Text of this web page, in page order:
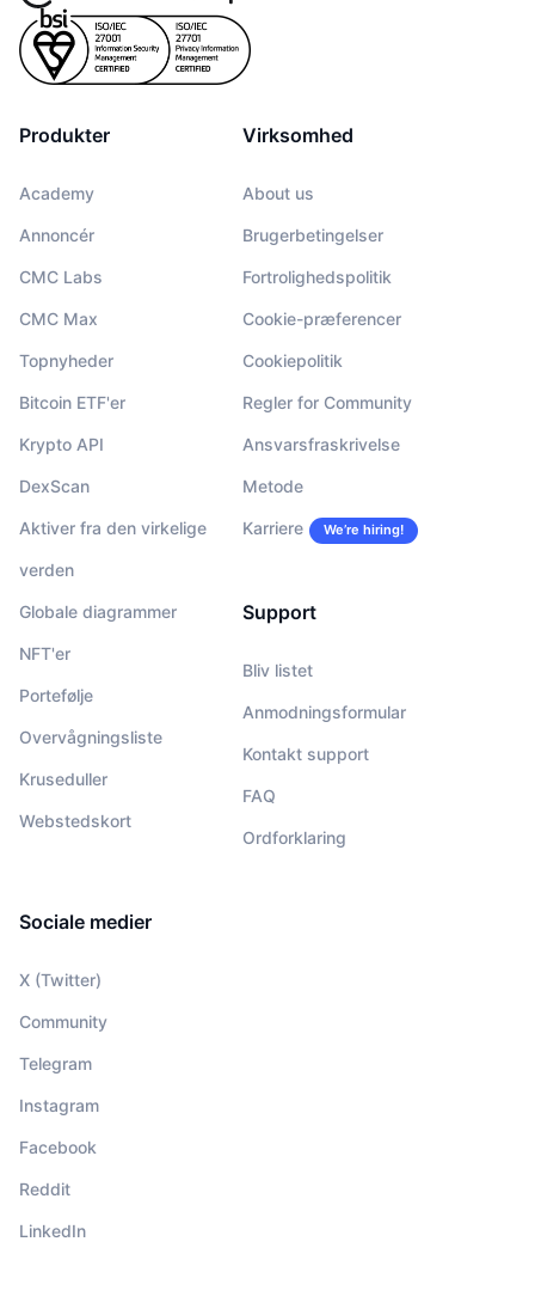
Produkter
Academy
Annoncér
CMC Labs
CMC Max
Topnyheder
Bitcoin ETF'er
Krypto API
DexScan
Aktiver fra den virkelige
verden
Globale diagrammer
NFT'er
Portefølje
Overvågningsliste
Kruseduller
Webstedskort
Virksomhed
About us
Brugerbetingelser
Fortrolighedspolitik
Cookie-præferencer
Cookiepolitik
Regler for Community
Ansvarsfraskrivelse
Metode
Karriere We’re hiring!
Support
Bliv listet
Anmodningsformular
Kontakt support
FAQ
Ordforklaring
Sociale medier
X (Twitter)
Community
Telegram
Instagram
Facebook
Reddit
LinkedIn